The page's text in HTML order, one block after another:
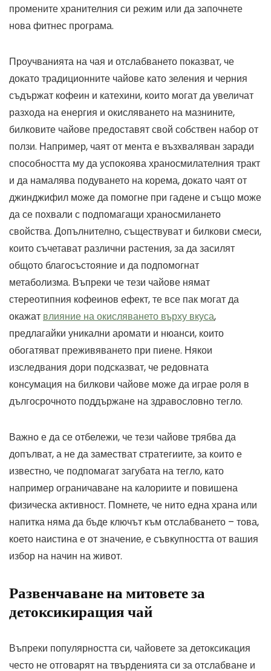
промените хранителния си режим или да започнете
нова фитнес програма.
Проучванията на чая и отслабването показват, че
докато традиционните чайове като зеления и черния
съдържат кофеин и катехини, които могат да увеличат
разхода на енергия и окисляването на мазнините,
билковите чайове предоставят свой собствен набор от
ползи. Например, чаят от мента е възхваляван заради
способността му да успокоява храносмилателния тракт
и да намалява подуването на корема, докато чаят от
джинджифил може да помогне при гадене и също може
да се похвали с подпомагащи храносмилането
свойства. Допълнително, съществуват и билкови смеси,
които съчетават различни растения, за да засилят
общото благосъстояние и да подпомогнат
метаболизма. Въпреки че тези чайове нямат
стереотипния кофеинов ефект, те все пак могат да
окажат влияние на окисляването върху вкуса,
предлагайки уникални аромати и нюанси, които
обогатяват преживяването при пиене. Някои
изследвания дори подсказват, че редовната
консумация на билкови чайове може да играе роля в
дългосрочното поддържане на здравословно тегло.
Важно е да се отбележи, че тези чайове трябва да
допълват, а не да заместват стратегиите, за които е
известно, че подпомагат загубата на тегло, като
например ограничаване на калориите и повишена
физическа активност. Помнете, че нито една храна или
напитка няма да бъде ключът към отслабването – това,
което наистина е от значение, е съвкупността от вашия
избор на начин на живот.
Развенчаване на митовете за
детоксикиращия чай
Въпреки популярността си, чайовете за детоксикация
често не отговарят на твърденията си за отслабване и